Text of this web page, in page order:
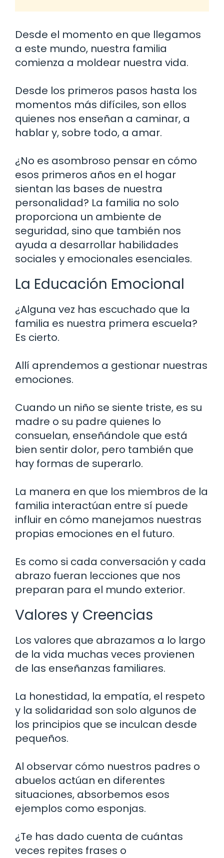
Desde el momento en que llegamos
a este mundo, nuestra familia
comienza a moldear nuestra vida.
Desde los primeros pasos hasta los
momentos más difíciles, son ellos
quienes nos enseñan a caminar, a
hablar y, sobre todo, a amar.
¿No es asombroso pensar en cómo
esos primeros años en el hogar
sientan las bases de nuestra
personalidad? La familia no solo
proporciona un ambiente de
seguridad, sino que también nos
ayuda a desarrollar habilidades
sociales y emocionales esenciales.
La Educación Emocional
¿Alguna vez has escuchado que la
familia es nuestra primera escuela?
Es cierto.
Allí aprendemos a gestionar nuestras
emociones.
Cuando un niño se siente triste, es su
madre o su padre quienes lo
consuelan, enseñándole que está
bien sentir dolor, pero también que
hay formas de superarlo.
La manera en que los miembros de la
familia interactúan entre sí puede
influir en cómo manejamos nuestras
propias emociones en el futuro.
Es como si cada conversación y cada
abrazo fueran lecciones que nos
preparan para el mundo exterior.
Valores y Creencias
Los valores que abrazamos a lo largo
de la vida muchas veces provienen
de las enseñanzas familiares.
La honestidad, la empatía, el respeto
y la solidaridad son solo algunos de
los principios que se inculcan desde
pequeños.
Al observar cómo nuestros padres o
abuelos actúan en diferentes
situaciones, absorbemos esos
ejemplos como esponjas.
¿Te has dado cuenta de cuántas
veces repites frases o